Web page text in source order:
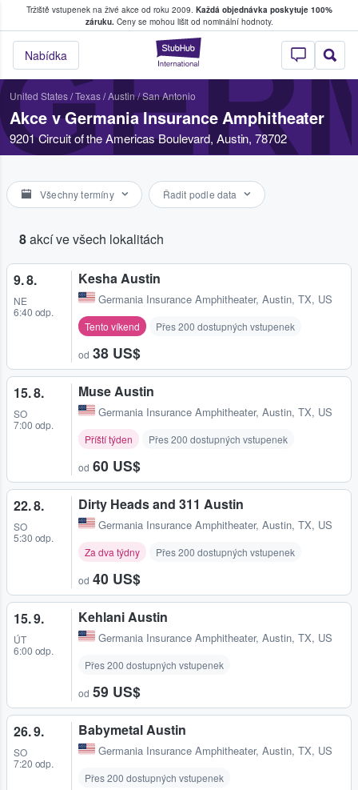
Tržiště vstupenek na živé akce od roku 2009. Každá objednávka poskytuje 100%
záruku.Ceny se mohou lišit od nominální hodnoty.
StubHub –
Nabídka
kde fanoušci kupují a prodávají vstupenky
United States/Texas/Austin / San Antonio
Akce v Germania Insurance Amphitheater
9201 Circuit of the Americas Boulevard, Austin, 78702
Všechny termíny Řadit podle data
8akcí ve všech lokalitách
9. 8.
NE
6:40 odp.
Kesha Austin
Germania Insurance Amphitheater, Austin, TX, US
Tento víkend Přes 200 dostupných vstupenek
od 38 US$
15. 8.
SO
7:00 odp.
Muse Austin
Germania Insurance Amphitheater, Austin, TX, US
Příští týden Přes 200 dostupných vstupenek
od 60 US$
22. 8.
SO
5:30 odp.
Dirty Heads and 311 Austin
Germania Insurance Amphitheater, Austin, TX, US
Za dva týdny Přes 200 dostupných vstupenek
od 40 US$
15. 9.
ÚT
6:00 odp.
Kehlani Austin
Germania Insurance Amphitheater, Austin, TX, US
Přes 200 dostupných vstupenek
od 59 US$
26. 9.
SO
7:20 odp.
Babymetal Austin
Germania Insurance Amphitheater, Austin, TX, US
Přes 200 dostupných vstupenek